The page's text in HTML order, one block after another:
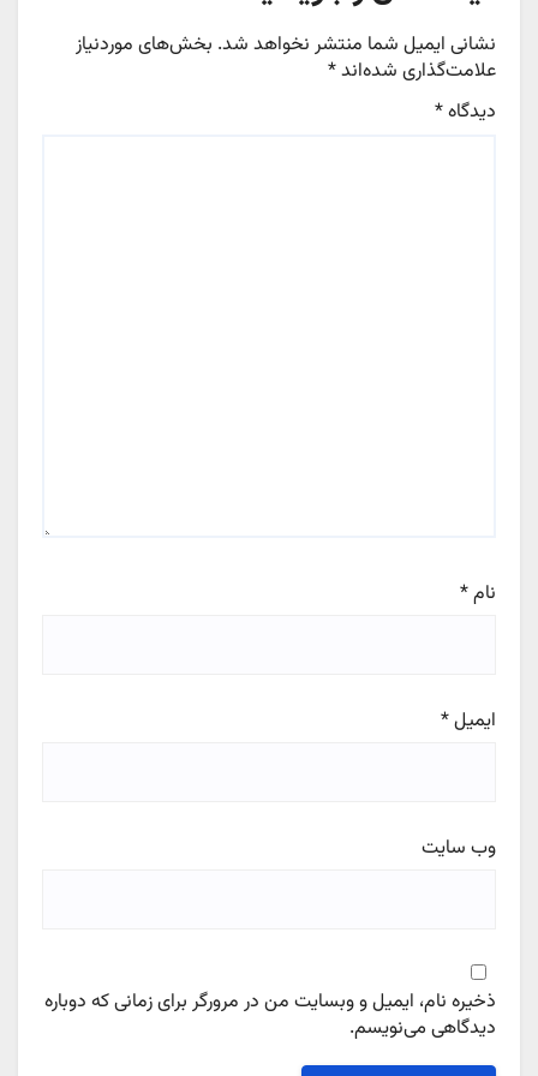
نشانی ایمیل شما منتشر نخواهد شد. بخش‌های موردنیاز
علامت‌گذاری شده‌اند*
دیدگاه*
نام*
ایمیل*
وب‌ سایت
ذخیره نام، ایمیل و وبسایت من در مرورگر برای زمانی که دوباره
دیدگاهی می‌نویسم.